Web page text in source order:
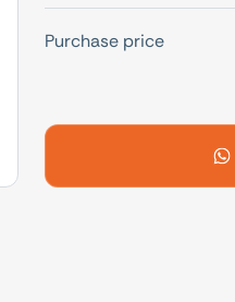
Purchase price